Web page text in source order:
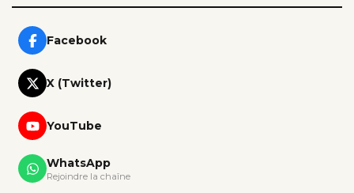
Facebook
X (Twitter)
YouTube
WhatsApp
Rejoindre la chaîne